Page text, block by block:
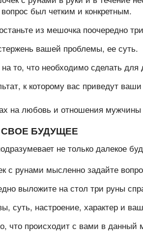
был четким и конкретным.
из мешочка поочередно
вашей проблемы, ее суть.
на то, что необходимо сделать для
к которому вас приведут
БУДУЩЕЕ
не только далекое
с рунами мысленно задайте
выложите на стол три руны
суть, настроение, характер и
что происходит с вами в